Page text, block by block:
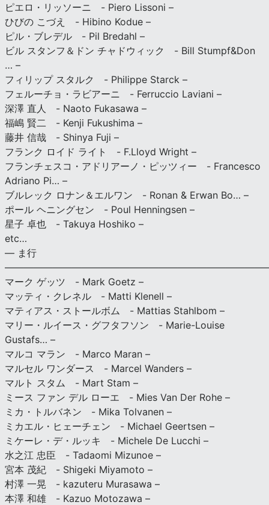
ピエロ・リッソーニ - Piero Lissoni –
ひびの こづえ - Hibino Kodue –
ピル・ブレデル - Pil Bredahl –
ビル スタンフ＆ドン チャドウィック - Bill Stumpf&Don
… –
フィリップ スタルク - Philippe Starck –
フェルーチョ・ラビアーニ - Ferruccio Laviani –
深澤 直人 - Naoto Fukasawa –
福嶋 賢二 - Kenji Fukushima –
藤井 信哉 - Shinya Fuji –
フランク ロイド ライト - F.Lloyd Wright –
フランチェスコ・アドリアーノ・ピッツィー - Francesco
Adriano Pi… –
ブルレック ロナン＆エルワン - Ronan & Erwan Bo… –
ポール ヘニングセン - Poul Henningsen –
星子 卓也 - Takuya Hoshiko –
etc…
— ま行
マーク ゲッツ - Mark Goetz –
マッティ・クレネル - Matti Klenell –
マティアス・ストールボム - Mattias Stahlbom –
マリー・ルイース・グフタフソン - Marie-Louise
Gustafs… –
マルコ マラン - Marco Maran –
マルセル ワンダース - Marcel Wanders –
マルト スタム - Mart Stam –
ミース ファン デル ローエ - Mies Van Der Rohe –
ミカ・トルバネン - Mika Tolvanen –
ミカエル・ヒェーチェン - Michael Geertsen –
ミケーレ・デ・ルッキ - Michele De Lucchi –
水之江 忠臣 - Tadaomi Mizunoe –
宮本 茂紀 - Shigeki Miyamoto –
村澤 一晃 - kazuteru Murasawa –
本澤 和雄 - Kazuo Motozawa –